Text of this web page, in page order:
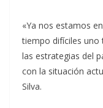
«Ya nos estamos
tiempo difíciles uno
las estrategias del
con la situación
Silva.